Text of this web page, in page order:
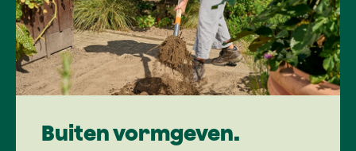
Buiten vormgeven.